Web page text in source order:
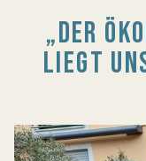
„DER
LIEGT